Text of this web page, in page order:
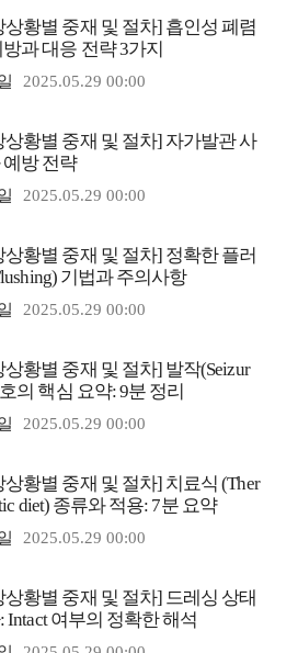
상황별 중재 및 절차] 흡인성 폐렴
방과 대응 전략 3가지
2025.05.29 00:00
상황별 중재 및 절차] 자가발관 사
예방 전략
2025.05.29 00:00
상황별 중재 및 절차] 정확한 플러
기법과 주의사항
2025.05.29 00:00
상황별 중재 및 절차] 발작(Seizur
의 핵심 요약: 9분 정리
2025.05.29 00:00
상황별 중재 및 절차] 치료식 (Ther
diet) 종류와 적용: 7분 요약
2025.05.29 00:00
상황별 중재 및 절차] 드레싱 상태
Intact 여부의 정확한 해석